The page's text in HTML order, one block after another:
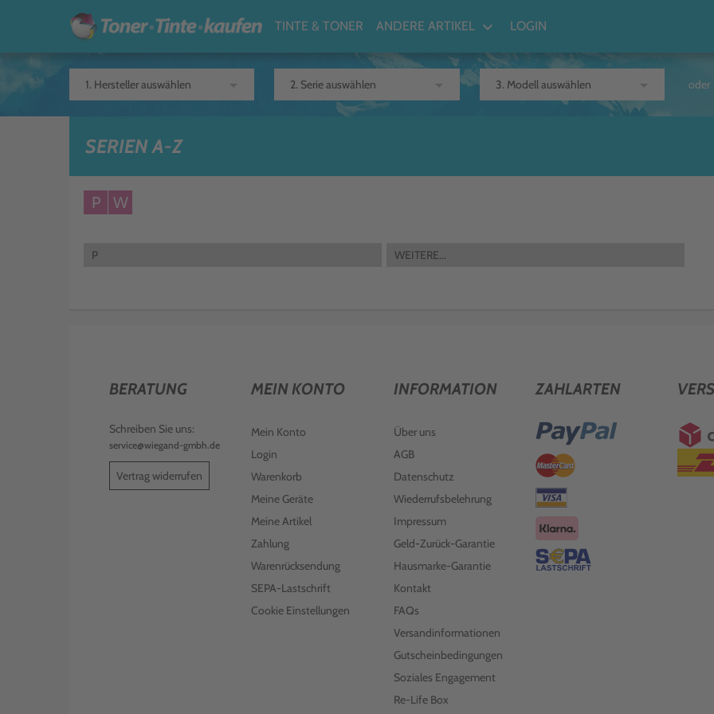
TINTE & TONER ANDERE ARTIKEL keyboard_arrow_down LOGIN
oder
SERIEN A-Z
P W
P WEITERE...
BERATUNG
Schreiben Sie uns:
service@wiegand-gmbh.de
Vertrag widerrufen
MEIN KONTO
Mein Konto
Login
Warenkorb
Meine Geräte
Meine Artikel
Zahlung
Warenrücksendung
SEPA-Lastschrift
Cookie Einstellungen
INFORMATION
Über uns
AGB
Datenschutz
Wiederrufsbelehrung
Impressum
Geld-Zurück-Garantie
Hausmarke-Garantie
Kontakt
FAQs
Versandinformationen
Gutscheinbedingungen
Soziales Engagement
Re-Life Box
ZAHLARTEN